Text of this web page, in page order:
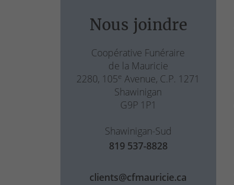
Nous joindre
Coopérative Funéraire
de la Mauricie
2280, 105e Avenue, C.P. 1271
Shawinigan
G9P 1P1
Shawinigan-Sud
819 537-8828
clients@cfmauricie.ca